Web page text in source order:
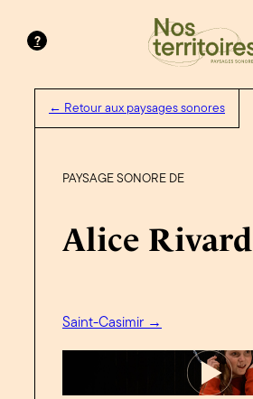
?
← Retour aux paysages sonores
PAYSAGE SONORE DE
Alice Rivard
Saint-Casimir →